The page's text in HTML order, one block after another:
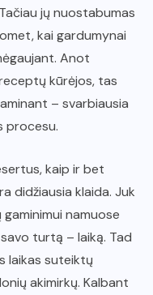
jų nuostabumas
kai gardumynai
Anot
kūrėjos, tas
– svarbiausia
procesu.
kaip ir bet
didžiausia klaida. Juk
namuose
turtą – laiką. Tad
laikas suteiktų
akimirkų. Kalbant